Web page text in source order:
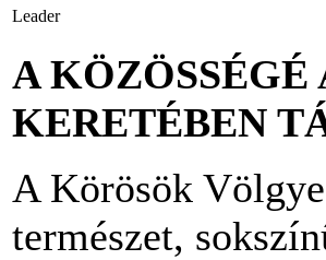
Leader
A KÖZÖSSÉGÉ
KERETÉBEN
A Körösök
természet,